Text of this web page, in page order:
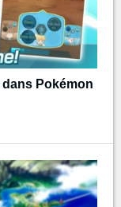
Pokémon